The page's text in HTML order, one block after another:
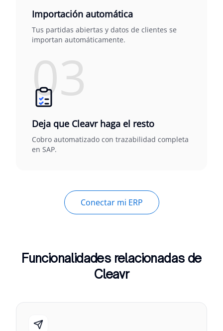
Importación automática
Tus partidas abiertas y datos de clientes se
importan automáticamente.
03
Deja que Cleavr haga el resto
Cobro automatizado con trazabilidad completa
en SAP.
Conectar mi ERP
Funcionalidades relacionadas de
Cleavr